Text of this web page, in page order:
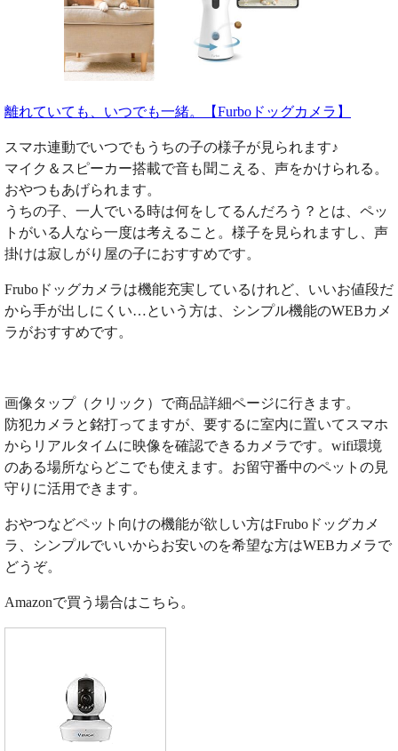
離れていても、いつでも一緒。【Furboドッグカメラ】
スマホ連動でいつでもうちの子の様子が見られます♪
マイク＆スピーカー搭載で音も聞こえる、声をかけられる。
おやつもあげられます。
うちの子、一人でいる時は何をしてるんだろう？とは、ペッ
トがいる人なら一度は考えること。様子を見られますし、声
掛けは寂しがり屋の子におすすめです。
Fruboドッグカメラは機能充実しているけれど、いいお値段だ
から手が出しにくい…という方は、シンプル機能のWEBカメ
ラがおすすめです。
画像タップ（クリック）で商品詳細ページに行きます。
防犯カメラと銘打ってますが、要するに室内に置いてスマホ
からリアルタイムに映像を確認できるカメラです。wifi環境
のある場所ならどこでも使えます。お留守番中のペットの見
守りに活用できます。
おやつなどペット向けの機能が欲しい方はFruboドッグカメ
ラ、シンプルでいいからお安いのを希望な方はWEBカメラで
どうぞ。
Amazonで買う場合はこちら。